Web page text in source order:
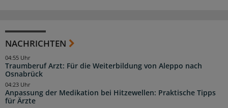
NACHRICHTEN
Traumberuf Arzt: Für die Weiterbildung von Aleppo nach
Osnabrück
04:55 Uhr
Anpassung der Medikation bei Hitzewellen: Praktische Tipps
für Ärzte
04:23 Uhr